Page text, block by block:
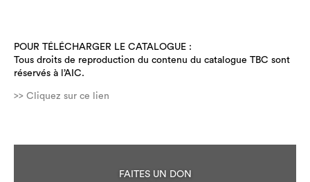
POUR TÉLÉCHARGER LE CATALOGUE :
Tous droits de reproduction du contenu du catalogue TBC sont
réservés à l’AIC.
>> Cliquez sur ce lien
FAITES UN DON